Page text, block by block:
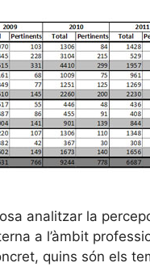
analitzar la
a l’àmbit
quins són els